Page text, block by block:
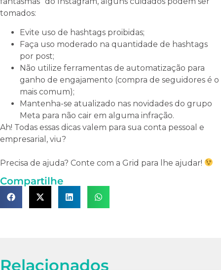
tomados:
Evite uso de hashtags proibidas;
Faça uso moderado na quantidade de hashtags
por post;
Não utilize ferramentas de automatização para
ganho de engajamento (compra de seguidores é o
mais comum);
Mantenha-se atualizado nas novidades do grupo
Meta para não cair em alguma infração.
Ah! Todas essas dicas valem para sua conta pessoal e
empresarial, viu?
Precisa de ajuda? Conte com a Grid para lhe ajudar!
Compartilhe
Relacionados